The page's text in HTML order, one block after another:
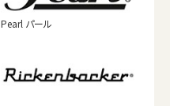
Pearl パール